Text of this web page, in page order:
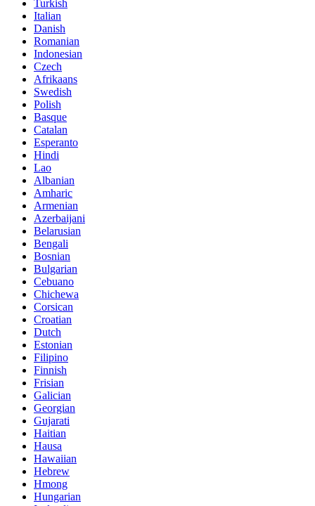
Turkish
Italian
Danish
Romanian
Indonesian
Czech
Afrikaans
Swedish
Polish
Basque
Catalan
Esperanto
Hindi
Lao
Albanian
Amharic
Armenian
Azerbaijani
Belarusian
Bengali
Bosnian
Bulgarian
Cebuano
Chichewa
Corsican
Croatian
Dutch
Estonian
Filipino
Finnish
Frisian
Galician
Georgian
Gujarati
Haitian
Hausa
Hawaiian
Hebrew
Hmong
Hungarian